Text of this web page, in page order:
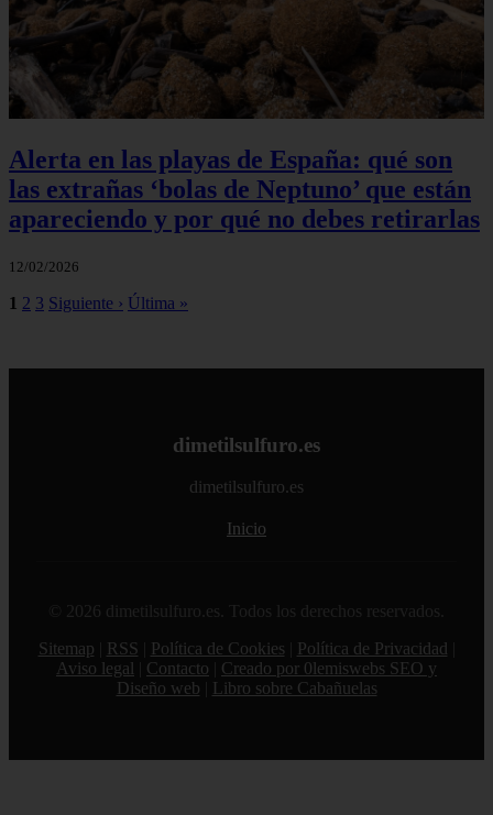
Alerta en las playas de España: qué son
las extrañas ‘bolas de Neptuno’ que están
apareciendo y por qué no debes retirarlas
12/02/2026
1 2 3 Siguiente › Última »
dimetilsulfuro.es
dimetilsulfuro.es
Inicio
© 2026 dimetilsulfuro.es. Todos los derechos reservados.
Sitemap
RSS Política de Cookies Política de Privacidad
Aviso legal
Contacto
Creado por 0lemiswebs SEO y
Diseño web
Libro sobre Cabañuelas